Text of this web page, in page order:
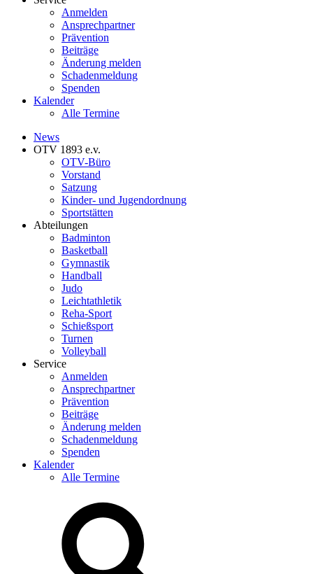
Anmelden
Ansprechpartner
Prävention
Beiträge
Änderung melden
Schadenmeldung
Spenden
Kalender
Alle Termine
News
OTV 1893 e.v.
OTV-Büro
Vorstand
Satzung
Kinder- und Jugendordnung
Sportstätten
Abteilungen
Badminton
Basketball
Gymnastik
Handball
Judo
Leichtathletik
Reha-Sport
Schießsport
Turnen
Volleyball
Service
Anmelden
Ansprechpartner
Prävention
Beiträge
Änderung melden
Schadenmeldung
Spenden
Kalender
Alle Termine